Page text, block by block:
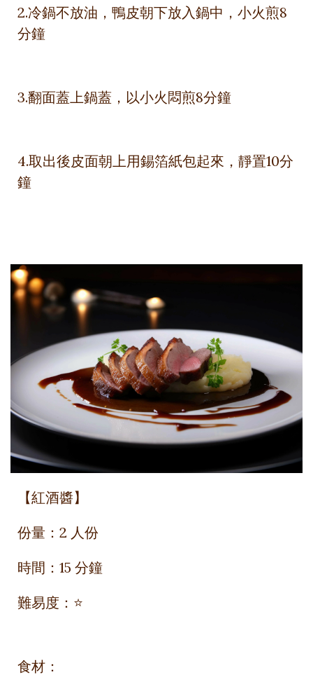
2.冷鍋不放油，鴨皮朝下放入鍋中，小火煎8
分鐘
3.翻面蓋上鍋蓋，以小火悶煎8分鐘
4.取出後皮面朝上用錫箔紙包起來，靜置10分
鐘
【紅酒醬】
份量： 2 人份
時間： 15 分鐘
難易度： ⭐
食材：